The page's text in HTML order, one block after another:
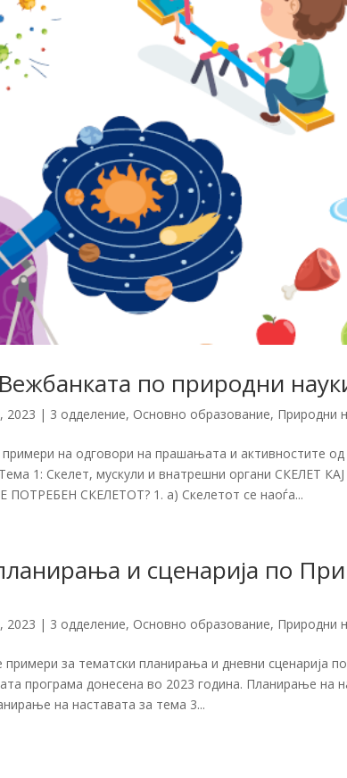
по природни
2023 | 3 одделение, Основно образование, Природни
на одговори на прашањата и активностите
1: Скелет, мускули и внатрешни органи СКЕЛЕТ
СКЕЛЕТОТ? 1. а) Скелетот се наоѓа...
и сценарија по
2023 | 3 одделение, Основно образование, Природни
примери за тематски планирања и дневни
програма донесена во 2023 година. Планирање на
на наставата за тема 3...